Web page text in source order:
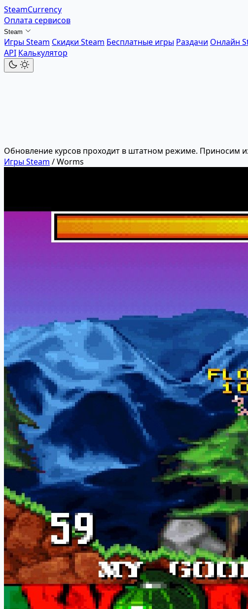
SteamCurrency
Оплата сервисов
Steam
Игры Steam Скидки Steam Бесплатные игры Раздачи Онлайн
API Калькулятор
Обновление курсов проходит в штатном режиме. Приносим
Игры Steam /Worms